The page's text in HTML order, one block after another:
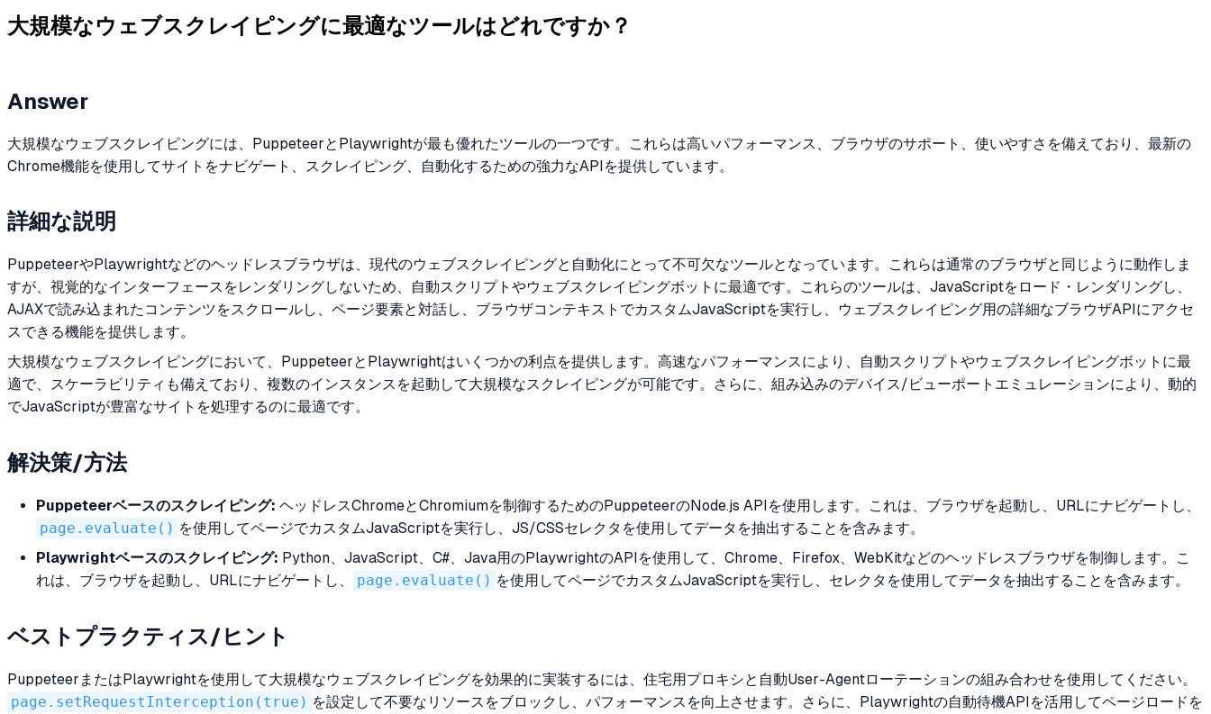
大規模なウェブスクレイピングに最適なツールはどれですか？
Answer
大規模なウェブスクレイピングには、PuppeteerとPlaywrightが最も優れたツールの一つです。これらは高いパフォーマンス、ブラウザのサポート、使いやすさを備えており、最新の
Chrome機能を使用してサイトをナビゲート、スクレイピング、自動化するための強力なAPIを提供しています。
詳細な説明
PuppeteerやPlaywrightなどのヘッドレスブラウザは、現代のウェブスクレイピングと自動化にとって不可欠なツールとなっています。これらは通常のブラウザと同じように動作しま
すが、視覚的なインターフェースをレンダリングしないため、自動スクリプトやウェブスクレイピングボットに最適です。これらのツールは、JavaScriptをロード・レンダリングし、
AJAXで読み込まれたコンテンツをスクロールし、ページ要素と対話し、ブラウザコンテキストでカスタムJavaScriptを実行し、ウェブスクレイピング用の詳細なブラウザAPIにアクセ
スできる機能を提供します。
大規模なウェブスクレイピングにおいて、PuppeteerとPlaywrightはいくつかの利点を提供します。高速なパフォーマンスにより、自動スクリプトやウェブスクレイピングボットに最
適で、スケーラビリティも備えており、複数のインスタンスを起動して大規模なスクレイピングが可能です。さらに、組み込みのデバイス/ビューポートエミュレーションにより、動的
でJavaScriptが豊富なサイトを処理するのに最適です。
解決策/方法
Puppeteerベースのスクレイピング: ヘッドレスChromeとChromiumを制御するためのPuppeteerのNode.js APIを使用します。これは、ブラウザを起動し、URLにナビゲートし、
page.evaluate() を使用してページでカスタムJavaScriptを実行し、JS/CSSセレクタを使用してデータを抽出することを含みます。
Playwrightベースのスクレイピング: Python、JavaScript、C#、Java用のPlaywrightのAPIを使用して、Chrome、Firefox、WebKitなどのヘッドレスブラウザを制御します。こ
れは、ブラウザを起動し、URLにナビゲートし、
page.evaluate() を使用してページでカスタムJavaScriptを実行し、セレクタを使用してデータを抽出することを含みます。
ベストプラクティス/ヒント
PuppeteerまたはPlaywrightを使用して大規模なウェブスクレイピングを効果的に実装するには、住宅用プロキシと自動User-Agentローテーションの組み合わせを使用してください。
page.setRequestInterception(true) を設定して不要なリソースをブロックし、パフォーマンスを向上させます。さらに、Playwrightの自動待機APIを活用してページロードを